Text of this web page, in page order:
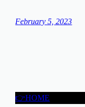
February 5, 2023
👉HOME